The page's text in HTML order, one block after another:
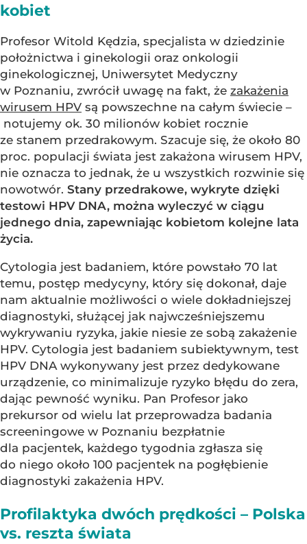
kobiet
Profesor Witold Kędzia, specjalista w dziedzinie
położnictwa i ginekologii oraz onkologii
ginekologicznej, Uniwersytet Medyczny
w Poznaniu, zwrócił uwagę na fakt, że zakażenia
wirusem HPV są powszechne na całym świecie –
notujemy ok. 30 milionów kobiet rocznie
ze stanem przedrakowym. Szacuje się, że około 80
proc. populacji świata jest zakażona wirusem HPV,
nie oznacza to jednak, że u wszystkich rozwinie się
nowotwór. Stany przedrakowe, wykryte dzięki
testowi HPV DNA, można wyleczyć w ciągu
jednego dnia, zapewniając kobietom kolejne lata
życia.
Cytologia jest badaniem, które powstało 70 lat
temu, postęp medycyny, który się dokonał, daje
nam aktualnie możliwości o wiele dokładniejszej
diagnostyki, służącej jak najwcześniejszemu
wykrywaniu ryzyka, jakie niesie ze sobą zakażenie
HPV. Cytologia jest badaniem subiektywnym, test
HPV DNA wykonywany jest przez dedykowane
urządzenie, co minimalizuje ryzyko błędu do zera,
dając pewność wyniku. Pan Profesor jako
prekursor od wielu lat przeprowadza badania
screeningowe w Poznaniu bezpłatnie
dla pacjentek, każdego tygodnia zgłasza się
do niego około 100 pacjentek na pogłębienie
diagnostyki zakażenia HPV.
Profilaktyka dwóch prędkości – Polska
vs. reszta świata